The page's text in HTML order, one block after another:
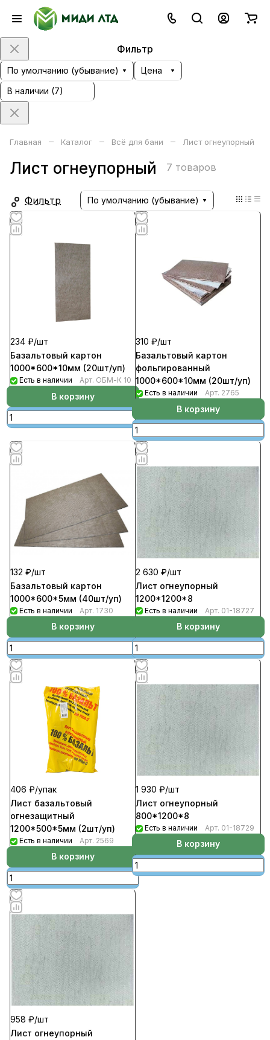
Фильтр
По умолчанию (убывание)
Цена
В наличии (7)
Главная – Каталог – Всё для бани – Лист огнеупорный
Лист огнеупорный 7 товаров
Фильтр По умолчанию (убывание)
234 ₽/шт
Базальтовый картон
1000*600*10мм (20шт/уп)
Есть в наличии Арт. ОБМ-К 10
В корзину
310 ₽/шт
Базальтовый картон
фольгированный
1000*600*10мм (20шт/уп)
Есть в наличии Арт. 2765
В корзину
132 ₽/шт
Базальтовый картон
1000*600*5мм (40шт/уп)
Есть в наличии Арт. 1730
В корзину
2 630 ₽/шт
Лист огнеупорный
1200*1200*8
Есть в наличии Арт. 01-18727
В корзину
406 ₽/упак
Лист базальтовый
огнезащитный
1200*500*5мм (2шт/уп)
Есть в наличии Арт. 2569
В корзину
1 930 ₽/шт
Лист огнеупорный
800*1200*8
Есть в наличии Арт. 01-18729
В корзину
958 ₽/шт
Лист огнеупорный